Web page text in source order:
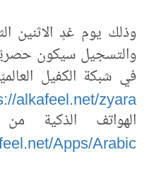
وذلك يوم غدٍ الاثنين
والتسجيل سيكون حصريّاً
في شبكة الكفيل
alkafeel.net/zyara/
الهواتف الذكية
Apps/Arabic/